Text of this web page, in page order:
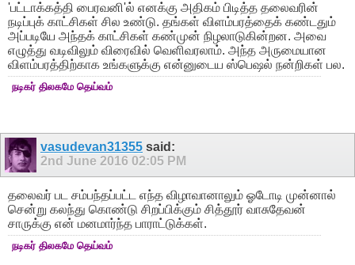
'பட்டாக்கத்தி பைரவனி'ல் எனக்கு அதிகம் பிடித்த தலைவரின்
நடிப்புக் காட்சிகள் சில உண்டு. தங்கள் விளம்பரத்தைக் கண்டதும்
அப்படியே அந்தக் காட்சிகள் கண்முன் நிழலாடுகின்றன. அவை
எழுத்து வடிவிலும் விரைவில் வெளிவரலாம். அந்த அருமையான
விளம்பரத்திற்காக உங்களுக்கு என்னுடைய ஸ்பெஷல் நன்றிகள் பல.
நடிகர் திலகமே தெய்வம்
vasudevan31355 said:
2nd June 2016 02:05 PM
தலைவர் பட சம்பந்தப்பட்ட எந்த விழாவானாலும் ஓடோடி முன்னால்
சென்று கலந்து கொண்டு சிறப்பிக்கும் சித்தூர் வாசுதேவன்
சாருக்கு என் மனமார்ந்த பாராட்டுக்கள்.
நடிகர் திலகமே தெய்வம்